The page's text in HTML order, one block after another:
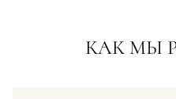
КАК МЫ